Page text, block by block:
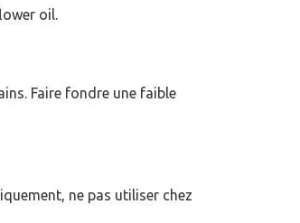
oil.
Faire fondre une faible
ne pas utiliser chez